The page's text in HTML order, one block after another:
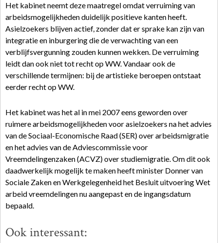
Het kabinet neemt deze maatregel omdat verruiming van
arbeidsmogelijkheden duidelijk positieve kanten heeft.
Asielzoekers blijven actief, zonder dat er sprake kan zijn van
integratie en inburgering die de verwachting van een
verblijfsvergunning zouden kunnen wekken. De verruiming
leidt dan ook niet tot recht op WW. Vandaar ook de
verschillende termijnen: bij de artistieke beroepen ontstaat
eerder recht op WW.
Het kabinet was het al in mei 2007 eens geworden over
ruimere arbeidsmogelijkheden voor asielzoekers na het advies
van de Sociaal-Economische Raad (SER) over arbeidsmigratie
en het advies van de Adviescommissie voor
Vreemdelingenzaken (ACVZ) over studiemigratie. Om dit ook
daadwerkelijk mogelijk te maken heeft minister Donner van
Sociale Zaken en Werkgelegenheid het Besluit uitvoering Wet
arbeid vreemdelingen nu aangepast en de ingangsdatum
bepaald.
Ook interessant: